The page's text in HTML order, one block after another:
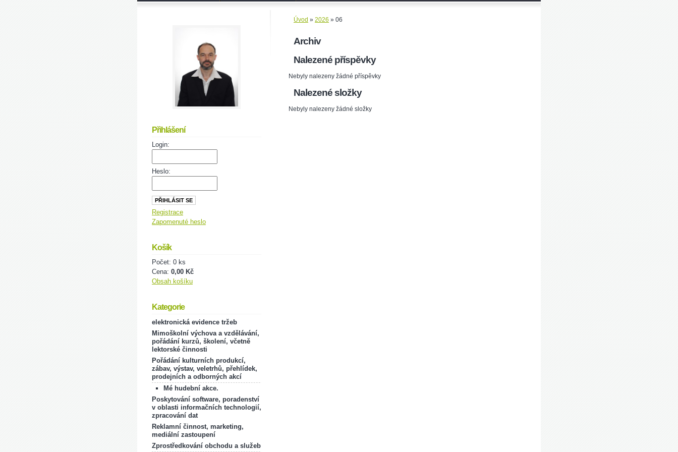
Úvod » 2026 » 06
Archiv
Nalezené příspěvky
Nebyly nalezeny žádné příspěvky
Nalezené složky
Nebyly nalezeny žádné složky
Přihlášení
Login:
Heslo:
Registrace
Zapomenuté heslo
Košík
Počet: 0 ks
Cena: 0,00 Kč
Obsah košíku
Kategorie
elektronická evidence tržeb
Mimoškolní výchova a vzdělávání,
pořádání kurzů, školení, včetně
lektorské činnosti
Pořádání kulturních produkcí,
zábav, výstav, veletrhů, přehlídek,
prodejních a odborných akcí
Mé hudební akce.
Poskytování software, poradenství
v oblasti informačních technologií,
zpracování dat
Reklamní činnost, marketing,
mediální zastoupení
Zprostředkování obchodu a služeb